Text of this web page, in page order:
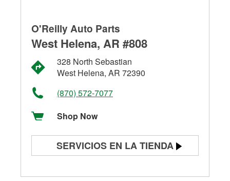
O'Reilly Auto Parts
West Helena, AR #808
328 North Sebastian
West Helena, AR 72390
(870) 572-7077
Shop Now
SERVICIOS EN LA TIENDA